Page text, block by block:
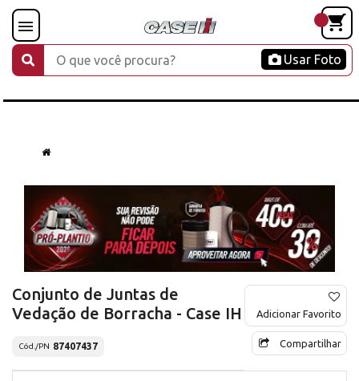
Usar Foto
Conjunto de Juntas de
Vedação de Borracha - Case IH
Cód./PN 87407437
Adicionar Favorito
Compartilhar